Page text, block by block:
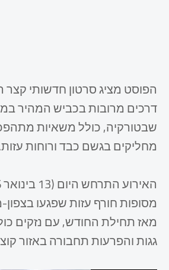
הפוסט מציג סרטון חדשותי
דרכים מרובות בכביש המהיר
שבטורקיה, כולל משאיות
מחליקים בגשם כבד ורוחות עזות.
מסופות חורף עזות שפגעו
מאז תחילת החודש, עם נזקים
גגות והפרעות תחבורה באזור